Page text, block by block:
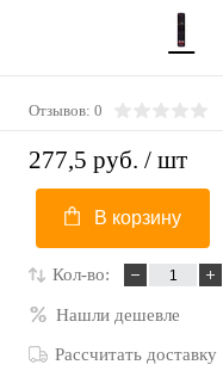
Отзывов: 0
277,5 руб. / шт
В корзину
Кол-во:
Нашли дешевле
Рассчитать доставку